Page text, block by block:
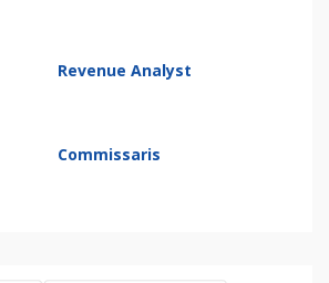
Revenue Analyst
Commissaris